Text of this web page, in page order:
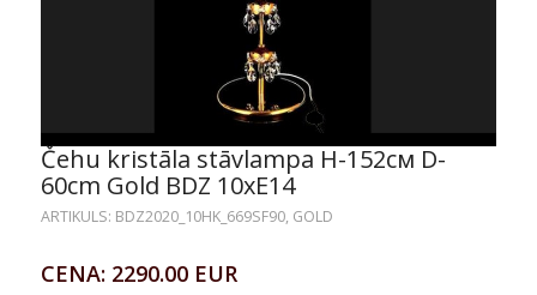
Čehu kristāla stāvlampa H-152см D-
60cm Gold BDZ 10xE14
ARTIKULS: BDZ2020_10HK_669SF90, GOLD
CENA: 2290.00 EUR